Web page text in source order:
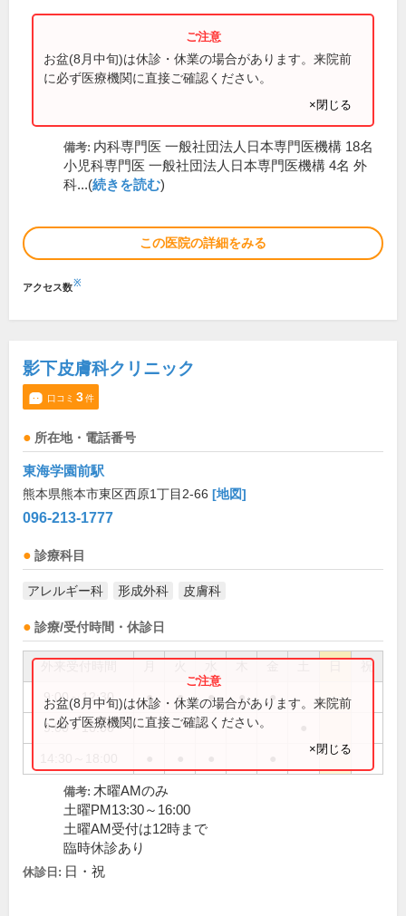
お盆(8月中旬)は休診・休業の場合があります。来院前
に必ず医療機関に直接ご確認ください。
×閉じる
備考: 内科専門医 一般社団法人日本専門医機構 18名
小児科専門医 一般社団法人日本専門医機構 4名 外
科...(続きを読む)
この医院の詳細をみる
アクセス数※
影下皮膚科クリニック
口コミ 3件
所在地・電話番号
東海学園前駅
熊本県熊本市東区西原1丁目2-66 [地図]
096-213-1777
診療科目
アレルギー科 形成外科 皮膚科
診療/受付時間・休診日
祝
9:00～12:30 ● ● ● ● ●
9:00～16:00
お盆(8月中旬)は休診・休業の場合があります。来院前
に必ず医療機関に直接ご確認ください。
×閉じる
備考: 木曜AMのみ
土曜PM13:30～16:00
土曜AM受付は12時まで
臨時休診あり
休診日: 日・祝